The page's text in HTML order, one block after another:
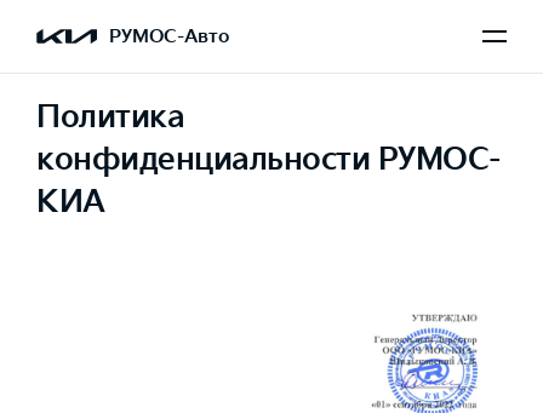
РУМОС-Авто
Политика
конфиденциальности РУМОС-
КИА